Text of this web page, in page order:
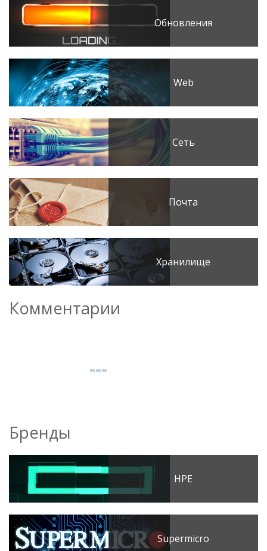
Обновления
Web
Сеть
Почта
Хранилище
Комментарии
Бренды
HPE
Supermicro